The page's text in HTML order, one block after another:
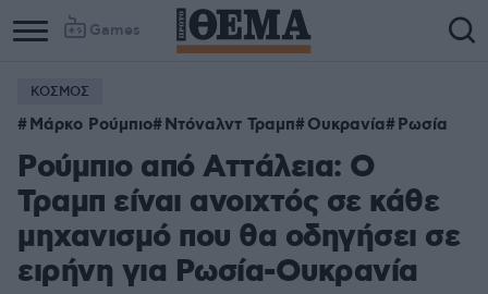
Games
ΚΟΣΜΟΣ
Μάρκο Ρούμπιο Ντόναλντ Τραμπ Ουκρανία Ρωσία
Ρούμπιο από Αττάλεια: Ο
Τραμπ είναι ανοιχτός σε κάθε
μηχανισμό που θα οδηγήσει σε
ειρήνη για Ρωσία-Ουκρανία